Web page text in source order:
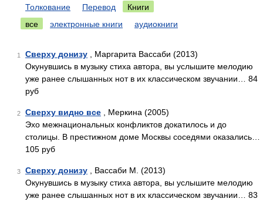
Толкование Перевод
Книги
все
электронные книги аудиокниги
1 Сверху донизу , Маргарита Вассаби (2013)
Окунувшись в музыку стиха автора, вы услышите мелодию
уже ранее слышанных нот в их классическом звучании… 84
руб
2 Сверху видно все , Меркина (2005)
Эхо межнациональных конфликтов докатилось и до
столицы. В престижном доме Москвы соседями оказались…
105 руб
3 Сверху донизу , Вассаби М. (2013)
Окунувшись в музыку стиха автора, вы услышите мелодию
уже ранее слышанных нот в их классическом звучании… 83